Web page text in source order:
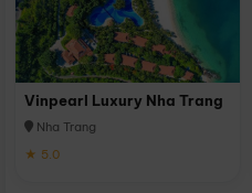
Vinpearl Luxury Nha Trang
Nha Trang
★ 5.0